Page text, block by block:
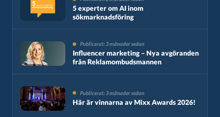
5 experter om AI inom
sökmarknadsföring
Publicerat: 3 månader sedan
Influencer marketing – Nya avgöranden
från Reklamombudsmannen
Publicerat: 3 månader sedan
Här är vinnarna av Mixx Awards 2026!